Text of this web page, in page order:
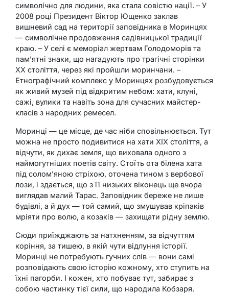
символічно для людини, яка стала совістю нації. – У
2008 році Президент Віктор Ющенко заклав
вишневий сад на території заповідника в Моринцях
— символічне продовження садівницької традиції
краю. – У селі є меморіал жертвам Голодоморів та
пам’ятні знаки, що нагадують про трагічні сторінки
XX століття, через які пройшли моринчани. –
Етнографічний комплекс у Моринцях розбудовується
як живий музей під відкритим небом: хати, клуні,
сажі, вулики та навіть зона для сучасних майстер-
класів з народних ремесел.
Моринці — це місце, де час ніби сповільнюється. Тут
можна не просто подивитися на хати XIX століття, а
відчути, як дихає земля, що виховала одного з
наймогутніших поетів світу. Стоїть ота білена хата
під солом’яною стріхою, оточена тином з вербової
лози, і здається, що з її низьких віконець ще вчора
виглядав малий Тарас. Заповідник береже не лише
будівлі, а й дух — той самий, що змушував кріпаків
мріяти про волю, а козаків — захищати рідну землю.
Сюди приїжджають за натхненням, за відчуттям
коріння, за тишею, в якій чути відлуння історії.
Моринці не потребують гучних слів — вони самі
розповідають свою історію кожному, хто ступить на
їхні пагорби. І кожен, хто побуває тут, забирає з
собою частинку тієї сили, що народила Кобзаря.